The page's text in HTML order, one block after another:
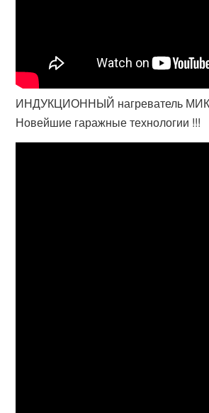
ИНДУКЦИОННЫЙ нагреватель
Новейшие гаражные технологии !!!